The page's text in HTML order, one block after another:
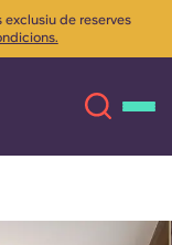
exclusiu de reserves